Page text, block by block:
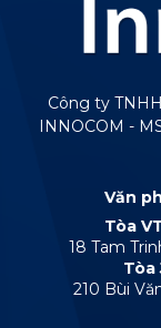
Công ty
INNOCOM -
Văn
Tòa
18 Tam
Tòa
210 Bùi